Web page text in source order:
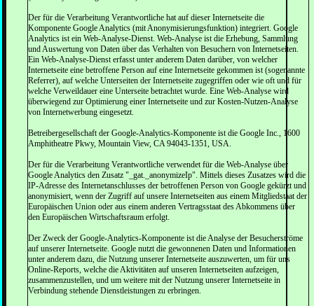
Der für die Verarbeitung Verantwortliche hat auf dieser Internetseite die
Komponente Google Analytics (mit Anonymisierungsfunktion) integriert. Google
Analytics ist ein Web-Analyse-Dienst. Web-Analyse ist die Erhebung, Sammlung
und Auswertung von Daten über das Verhalten von Besuchern von Internetseiten.
Ein Web-Analyse-Dienst erfasst unter anderem Daten darüber, von welcher
Internetseite eine betroffene Person auf eine Internetseite gekommen ist (sogenannte
Referrer), auf welche Unterseiten der Internetseite zugegriffen oder wie oft und für
welche Verweildauer eine Unterseite betrachtet wurde. Eine Web-Analyse wird
überwiegend zur Optimierung einer Internetseite und zur Kosten-Nutzen-Analyse
von Internetwerbung eingesetzt.
Betreibergesellschaft der Google-Analytics-Komponente ist die Google Inc., 1600
Amphitheatre Pkwy, Mountain View, CA 94043-1351, USA.
Der für die Verarbeitung Verantwortliche verwendet für die Web-Analyse über
Google Analytics den Zusatz "_gat._anonymizeIp". Mittels dieses Zusatzes wird die
IP-Adresse des Internetanschlusses der betroffenen Person von Google gekürzt und
anonymisiert, wenn der Zugriff auf unsere Internetseiten aus einem Mitgliedstaat der
Europäischen Union oder aus einem anderen Vertragsstaat des Abkommens über
den Europäischen Wirtschaftsraum erfolgt.
Der Zweck der Google-Analytics-Komponente ist die Analyse der Besucherströme
auf unserer Internetseite. Google nutzt die gewonnenen Daten und Informationen
unter anderem dazu, die Nutzung unserer Internetseite auszuwerten, um für uns
Online-Reports, welche die Aktivitäten auf unseren Internetseiten aufzeigen,
zusammenzustellen, und um weitere mit der Nutzung unserer Internetseite in
Verbindung stehende Dienstleistungen zu erbringen.